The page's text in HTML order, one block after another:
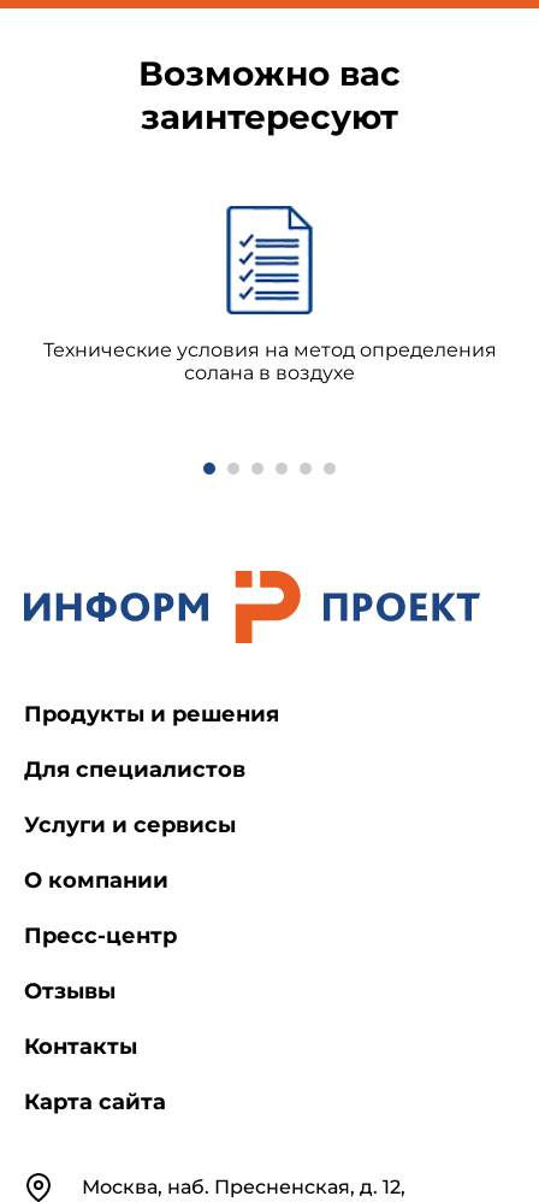
Возможно вас
заинтересуют
Технические условия на метод определения
солана в воздухе
КонтактыМосква, наб. Пресненская, д. 12,
Продукты и решения
Для специалистов
Услуги и сервисы
О компании
Пресс-центр
Отзывы
Контакты
Карта сайта